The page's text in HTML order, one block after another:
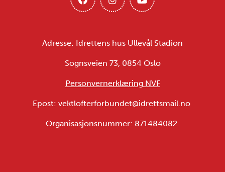
Adresse: Idrettens hus Ullevål Stadion
Sognsveien 73, 0854 Oslo
Personvernerklæring NVF
Epost: vektlofterforbundet@idrettsmail.no
Organisasjonsnummer: 871484082